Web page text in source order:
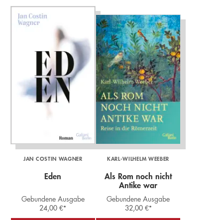
JAN COSTIN WAGNER
Eden
Gebundene Ausgabe
24,00€*
KARL-WILHELM WEEBER
Als Rom noch nicht
Antike war
Gebundene Ausgabe
32,00 €*